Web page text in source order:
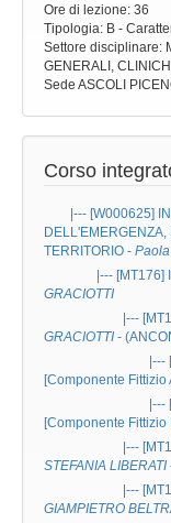
Ore di lezione: 36
Tipologia: B -
Settore disciplinare:
GENERALI,
Sede ASCOLI
Corso
|--- [W000625]
TERRITORIO -
|--- [MT176]
GRACIOTTI
|---
GRACIOTTI -
|---
[Componente Fittizio
|---
[Componente Fittizio
|---
STEFANIA LIBERATI
|---
GIAMPIETRO